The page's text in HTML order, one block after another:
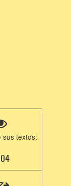
sus textos: